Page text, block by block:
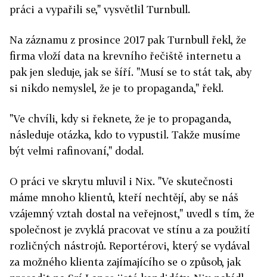
práci a vypařili se," vysvětlil Turnbull.
Na záznamu z prosince 2017 pak Turnbull řekl, že
firma vloží data na krevního řečiště internetu a
pak jen sleduje, jak se šíří. "Musí se to stát tak, aby
si nikdo nemyslel, že je to propaganda," řekl.
"Ve chvíli, kdy si řeknete, že je to propaganda,
následuje otázka, kdo to vypustil. Takže musíme
být velmi rafinovaní," dodal.
O práci ve skrytu mluvil i Nix. "Ve skutečnosti
máme mnoho klientů, kteří nechtějí, aby se náš
vzájemný vztah dostal na veřejnost," uvedl s tím, že
společnost je zvyklá pracovat ve stínu a za použití
rozličných nástrojů. Reportérovi, který se vydával
za možného klienta zajímajícího se o způsob, jak